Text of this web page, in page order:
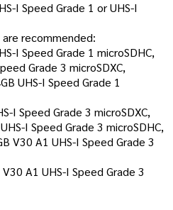
I Speed Grade 1 or UHS-I
recommended:
I Speed Grade 1 microSDHC,
Grade 3 microSDXC,
UHS-I Speed Grade 1
I Speed Grade 3 microSDXC,
I Speed Grade 3 microSDHC,
V30 A1 UHS-I Speed Grade 3
A1 UHS-I Speed Grade 3